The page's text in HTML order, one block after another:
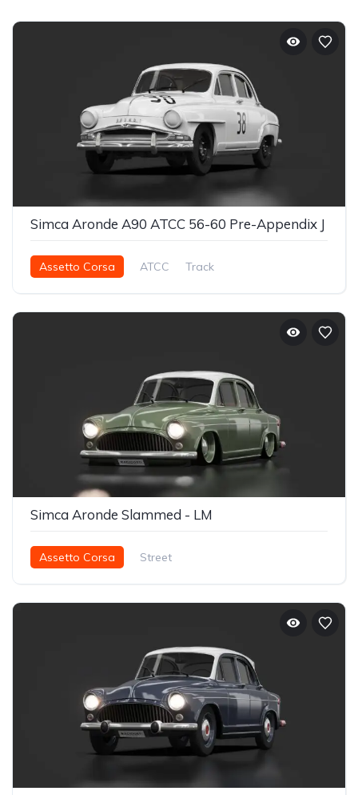
Simca Aronde A90 ATCC 56-60 Pre-Appendix J
Assetto Corsa ATCC Track
Simca Aronde Slammed - LM
Assetto Corsa Street